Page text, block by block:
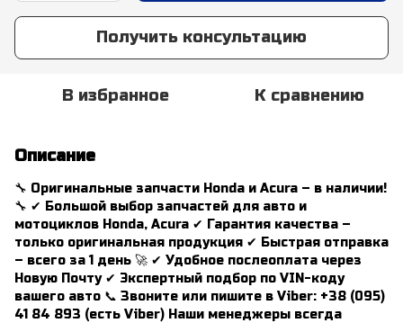
Получить консультацию
В избранное К сравнению
Описание
🔧 Оригинальные запчасти Honda и Acura – в наличии!
🔧 ✔ Большой выбор запчастей для авто и
мотоциклов Honda, Acura ✔ Гарантия качества –
только оригинальная продукция ✔ Быстрая отправка
– всего за 1 день 🚀 ✔ Удобное послеоплата через
Новую Почту ✔ Экспертный подбор по VIN-коду
вашего авто 📞 Звоните или пишите в Viber: +38 (095)
41 84 893 (есть Viber) Наши менеджеры всегда